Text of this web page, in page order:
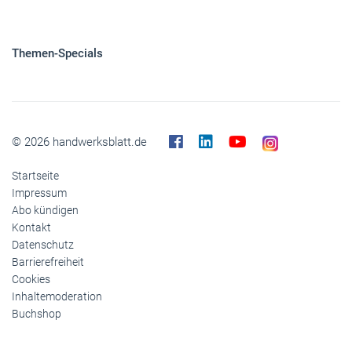
Themen-Specials
© 2026 handwerksblatt.de
Startseite
Impressum
Abo kündigen
Kontakt
Datenschutz
Barrierefreiheit
Cookies
Inhaltemoderation
Buchshop